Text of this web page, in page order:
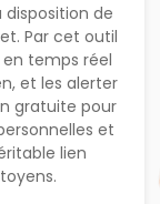
de
Par cet outil
temps réel
et les alerter
gratuite pour
et
lien